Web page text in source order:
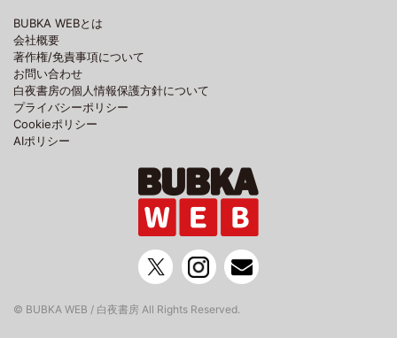
BUBKA WEBとは
会社概要
著作権/免責事項について
お問い合わせ
白夜書房の個人情報保護方針について
プライバシーポリシー
Cookieポリシー
AIポリシー
© BUBKA WEB / 白夜書房 All Rights Reserved.